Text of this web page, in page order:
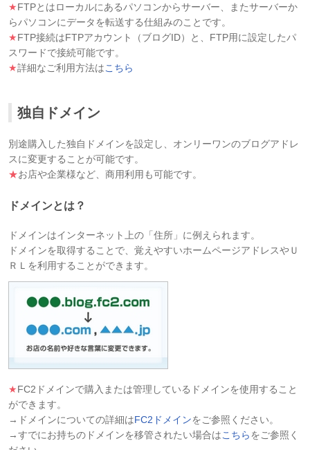
★FTPとはローカルにあるパソコンからサーバー、またサーバーか
らパソコンにデータを転送する仕組みのことです。
★FTP接続はFTPアカウント（ブログID）と、FTP用に設定したパ
スワードで接続可能です。
★詳細なご利用方法はこちら
独自ドメイン
別途購入した独自ドメインを設定し、オンリーワンのブログアドレ
スに変更することが可能です。
★お店や企業様など、商用利用も可能です。
ドメインとは？
ドメインはインターネット上の「住所」に例えられます。
ドメインを取得することで、覚えやすいホームページアドレスやＵ
ＲＬを利用することができます。
★FC2ドメインで購入または管理しているドメインを使用すること
ができます。
→ドメインについての詳細はFC2ドメインをご参照ください。
→すでにお持ちのドメインを移管されたい場合はこちらをご参照く